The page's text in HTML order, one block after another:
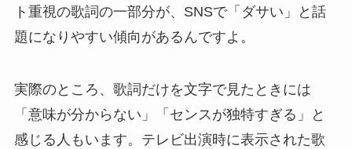
ト重視の歌詞の一部分が、SNSで「ダサい」と話
題になりやすい傾向があるんですよ。
実際のところ、歌詞だけを文字で見たときには
「意味が分からない」「センスが独特すぎる」と
感じる人もいます。テレビ出演時に表示された歌